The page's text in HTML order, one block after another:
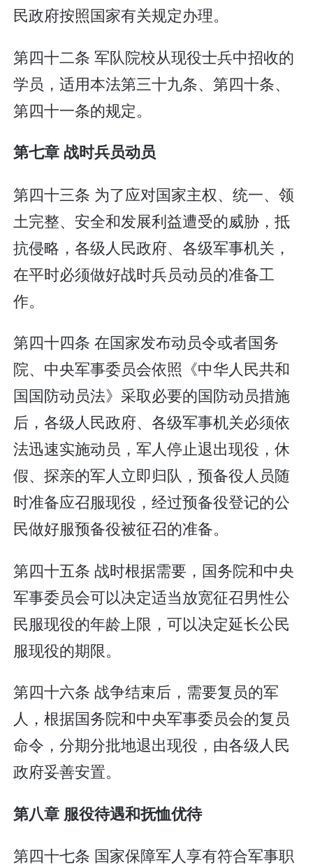
民政府按照国家有关规定办理。
第四十二条 军队院校从现役士兵中招收的
学员，适用本法第三十九条、第四十条、
第四十一条的规定。
第七章 战时兵员动员
第四十三条 为了应对国家主权、统一、领
土完整、安全和发展利益遭受的威胁，抵
抗侵略，各级人民政府、各级军事机关，
在平时必须做好战时兵员动员的准备工
作。
第四十四条 在国家发布动员令或者国务
院、中央军事委员会依照《中华人民共和
国国防动员法》采取必要的国防动员措施
后，各级人民政府、各级军事机关必须依
法迅速实施动员，军人停止退出现役，休
假、探亲的军人立即归队，预备役人员随
时准备应召服现役，经过预备役登记的公
民做好服预备役被征召的准备。
第四十五条 战时根据需要，国务院和中央
军事委员会可以决定适当放宽征召男性公
民服现役的年龄上限，可以决定延长公民
服现役的期限。
第四十六条 战争结束后，需要复员的军
人，根据国务院和中央军事委员会的复员
命令，分期分批地退出现役，由各级人民
政府妥善安置。
第八章 服役待遇和抚恤优待
第四十七条 国家保障军人享有符合军事职